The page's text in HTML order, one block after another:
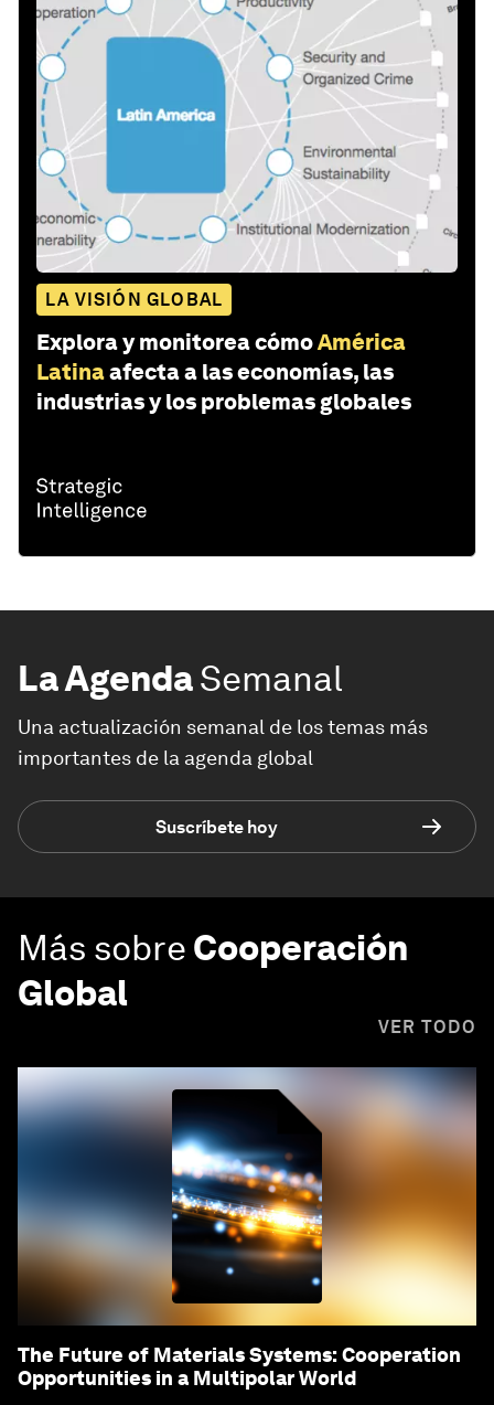
LA VISIÓN GLOBAL
Explora y monitorea cómoAmérica
Latinaafecta a las economías, las
industrias y los problemas globales
La AgendaSemanal
Una actualización semanal de los temas más
importantes de la agenda global
Suscríbete hoy
Más sobre Cooperación
Global
VER TODO
The Future of Materials Systems: Cooperation
Opportunities in a Multipolar World